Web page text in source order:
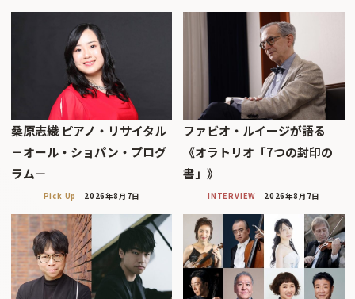
桑原志織 ピアノ・リサイタル
－オール・ショパン・プログ
ラム－
Pick Up 2026年8月7日
ファビオ・ルイージが語る
《オラトリオ「7つの封印の
書」》
INTERVIEW 2026年8月7日